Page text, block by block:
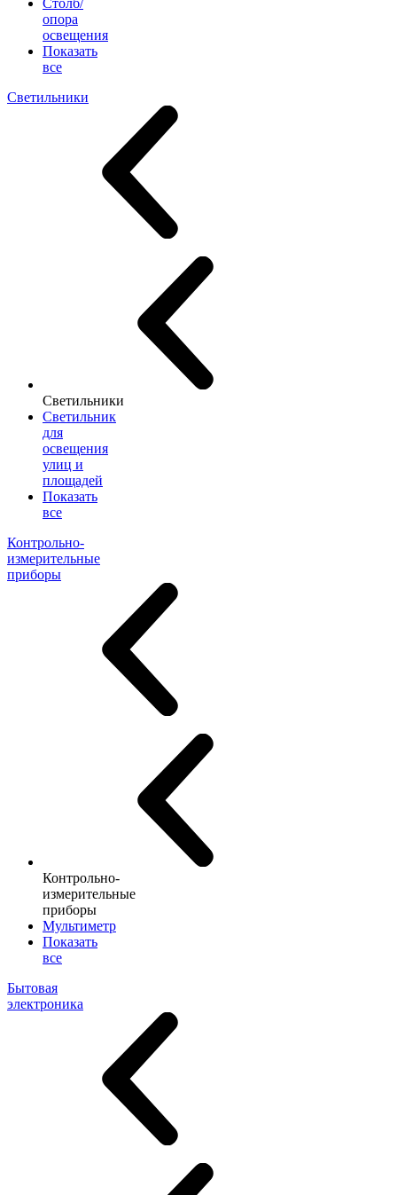
Столб/
опора
освещения
Показать
все
Светильники
Светильники
Светильник
для
освещения
улиц и
площадей
Показать
все
Контрольно-
измерительные
приборы
Контрольно-
измерительные
приборы
Мультиметр
Показать
все
Бытовая
электроника